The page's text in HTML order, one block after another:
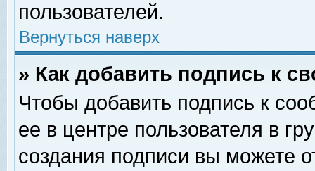
пользователей.
Вернуться наверх
» Как добавить подпись к
Чтобы добавить подпись к
ее в центре пользователя в
создания подписи вы можете